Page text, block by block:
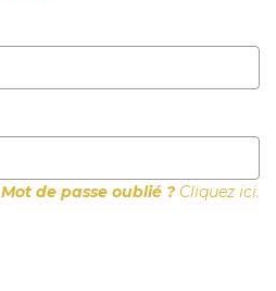
Mot de passe oublié ?Cliquez ici.